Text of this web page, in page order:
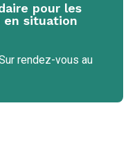
pour les
en situation
rendez-vous au